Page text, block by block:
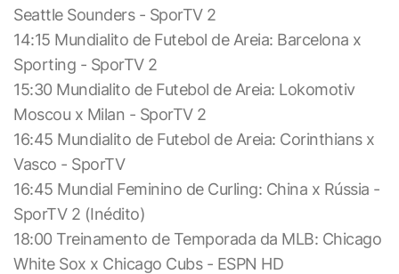
Seattle Sounders - SporTV 2
14:15 Mundialito de Futebol de Areia: Barcelona x
Sporting - SporTV 2
15:30 Mundialito de Futebol de Areia: Lokomotiv
Moscou x Milan - SporTV 2
16:45 Mundialito de Futebol de Areia: Corinthians x
Vasco - SporTV
16:45 Mundial Feminino de Curling: China x Rússia -
SporTV 2 (Inédito)
18:00 Treinamento de Temporada da MLB: Chicago
White Sox x Chicago Cubs - ESPN HD